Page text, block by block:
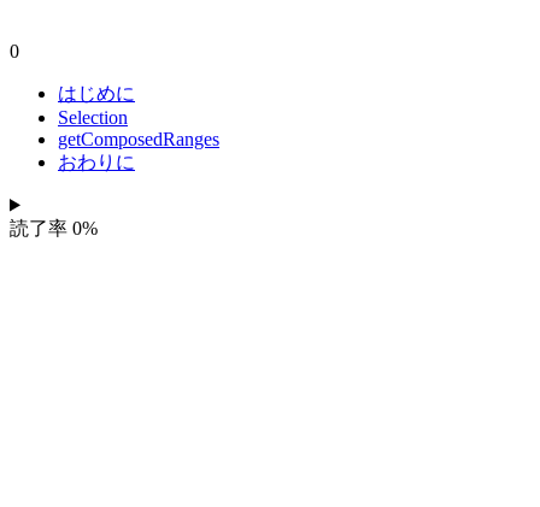
0
はじめに
Selection
getComposedRanges
おわりに
読了率 0%